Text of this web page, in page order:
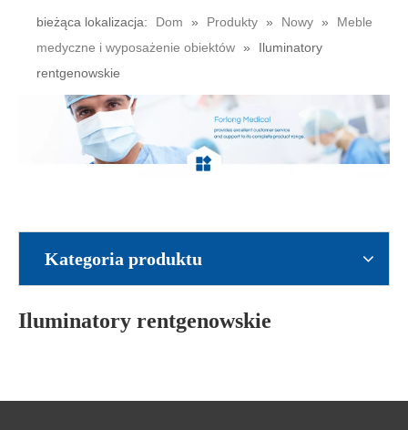
bieżąca lokalizacja: Dom » Produkty » Nowy »
Meble
medyczne i wyposażenie obiektów »
Iluminatory
rentgenowskie
Kategoria produktu
Iluminatory rentgenowskie